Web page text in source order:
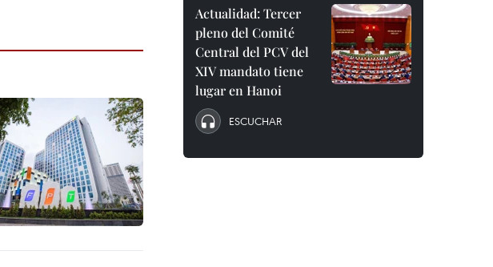
Actualidad: Tercer
pleno del Comité
Central del PCV del
XIV mandato tiene
lugar en Hanoi
ESCUCHAR